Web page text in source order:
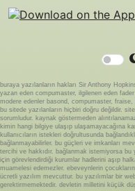
buraya yazılanların hakları Sir Anthony
yazan eden compumaster, ilgilenen eden fader
modere edenler basond, compumaster,
bu sitede yazılanların hiçbiri doğru değildir.
sorumludur. kaynak göstermeden
kimin hangi bilgiye ulaşıp ulaşamayacağına
kullanıcıların istekleri doğrultusunda
bağlanmayabilirler. bu güçleri ve imkanları
tercihi ve hakkıdır. bağlanmak istemiyorsa
için görevlendirdiği kurumlar hadlerini aşıp
muamelesi edemezler. ebeveynlerin
ücretli yazılım mevcuttur. bu yazılımlar bir
gerektirmemektedir. devletin milletini küçük